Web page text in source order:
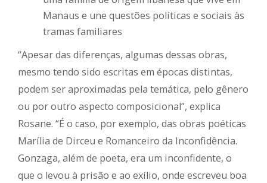
Manaus e une questões políticas e sociais às
tramas familiares
“Apesar das diferenças, algumas dessas obras,
mesmo tendo sido escritas em épocas distintas,
podem ser aproximadas pela temática, pelo gênero
ou por outro aspecto composicional”, explica
Rosane. “É o caso, por exemplo, das obras poéticas
Marília de Dirceu e Romanceiro da Inconfidência.
Gonzaga, além de poeta, era um inconfidente, o
que o levou à prisão e ao exílio, onde escreveu boa